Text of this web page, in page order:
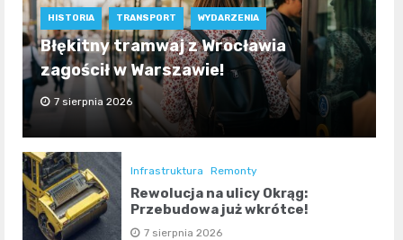
HISTORIA TRANSPORT WYDARZENIA
Błękitny tramwaj z Wrocławia
zagościł w Warszawie!
7 sierpnia 2026
Infrastruktura Remonty
Rewolucja na ulicy Okrąg:
Przebudowa już wkrótce!
7 sierpnia 2026